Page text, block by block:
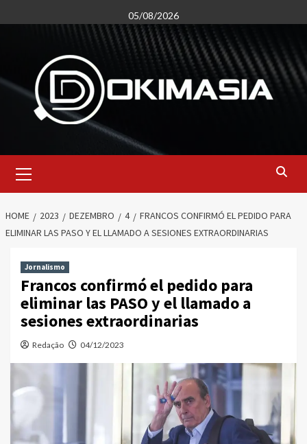
to
05/08/2026
Menu
HOME 2023 DEZEMBRO 4
FRANCOS CONFIRMÓ EL PEDIDO PARA
ELIMINAR LAS PASO Y EL LLAMADO A SESIONES EXTRAORDINARIAS
Jornalismo
Francos confirmó el pedido para
eliminar las PASO y el llamado a
sesiones extraordinarias
Redação 04/12/2023